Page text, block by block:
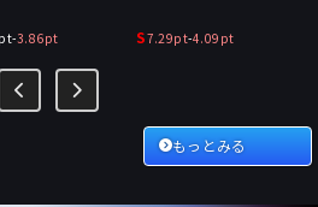
-3.86pt S7.29pt-4.09pt
もっとみる